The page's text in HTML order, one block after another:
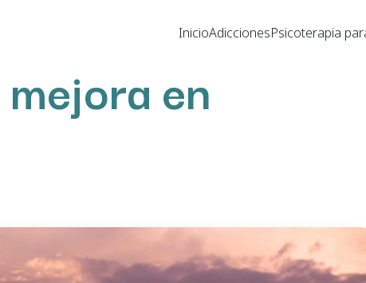
InicioAdiccionesPsicoterapia
en